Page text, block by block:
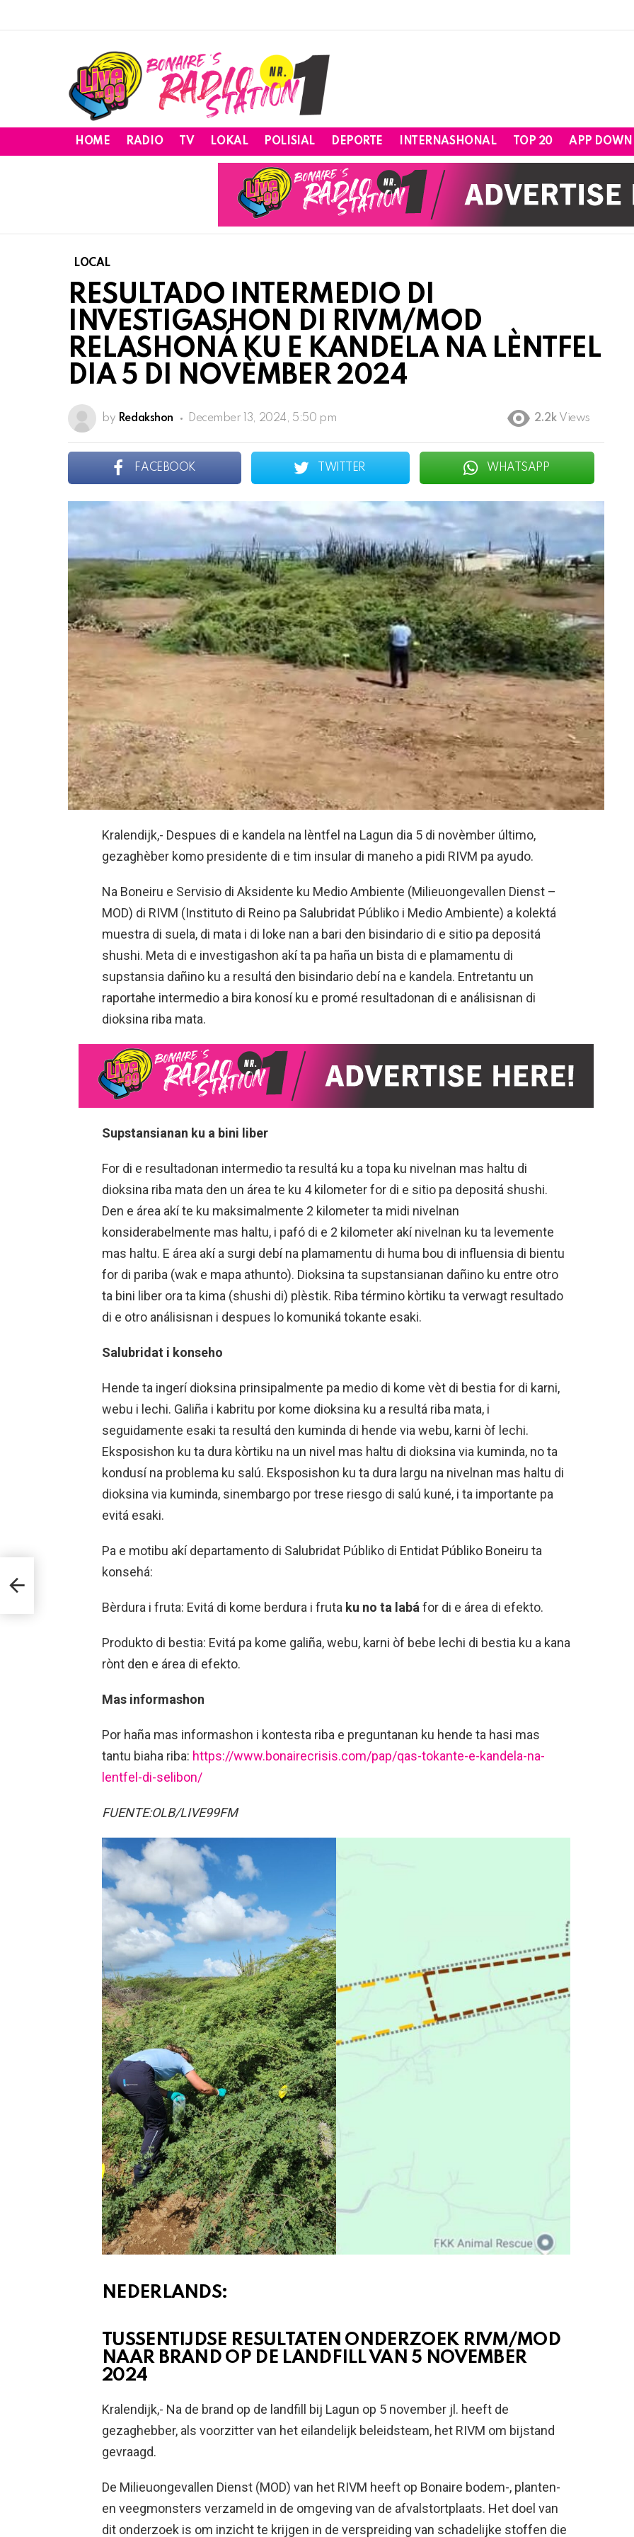
HOME RADIO TV LOKAL POLISIAL DEPORTE INTERNASHONAL TOP 20 APP
LOCAL
RESULTADO INTERMEDIO DI
INVESTIGASHON DI RIVM/MOD
RELASHONÁ KU E KANDELA NA LÈNTFEL
DIA 5 DI NOVÈMBER 2024
by Redakshon December 13, 2024, 5:50 pm 2.2k Views
FACEBOOK TWITTER WHATSAPP
Kralendijk,- Despues di e kandela na lèntfel na Lagun dia 5 di novèmber último,
gezaghèber komo presidente di e tim insular di maneho a pidi RIVM pa ayudo.
Na Boneiru e Servisio di Aksidente ku Medio Ambiente (Milieuongevallen Dienst –
MOD) di RIVM (Instituto di Reino pa Salubridat Públiko i Medio Ambiente) a kolektá
muestra di suela, di mata i di loke nan a bari den bisindario di e sitio pa depositá
shushi. Meta di e investigashon akí ta pa haña un bista di e plamamentu di
supstansia dañino ku a resultá den bisindario debí na e kandela. Entretantu un
raportahe intermedio a bira konosí ku e promé resultadonan di e análisisnan di
dioksina riba mata.
Supstansianan ku a bini liber
For di e resultadonan intermedio ta resultá ku a topa ku nivelnan mas haltu di
dioksina riba mata den un área te ku 4 kilometer for di e sitio pa depositá shushi.
Den e área akí te ku maksimalmente 2 kilometer ta midi nivelnan
konsiderabelmente mas haltu, i pafó di e 2 kilometer akí nivelnan ku ta levemente
mas haltu. E área akí a surgi debí na plamamentu di huma bou di influensia di bientu
for di pariba (wak e mapa athunto). Dioksina ta supstansianan dañino ku entre otro
ta bini liber ora ta kima (shushi di) plèstik. Riba término kòrtiku ta verwagt resultado
di e otro análisisnan i despues lo komuniká tokante esaki.
Salubridat i konseho
Hende ta ingerí dioksina prinsipalmente pa medio di kome vèt di bestia for di karni,
webu i lechi. Galiña i kabritu por kome dioksina ku a resultá riba mata, i
seguidamente esaki ta resultá den kuminda di hende via webu, karni òf lechi.
Eksposishon ku ta dura kòrtiku na un nivel mas haltu di dioksina via kuminda, no ta
kondusí na problema ku salú. Eksposishon ku ta dura largu na nivelnan mas haltu di
dioksina via kuminda, sinembargo por trese riesgo di salú kuné, i ta importante pa
evitá esaki.
Pa e motibu akí departamento di Salubridat Públiko di Entidat Públiko Boneiru ta
konsehá:
Bèrdura i fruta: Evitá di kome berdura i fruta ku no ta labáfor di e área di efekto.
Produkto di bestia: Evitá pa kome galiña, webu, karni òf bebe lechi di bestia ku a kana
rònt den e área di efekto.
Mas informashon
Por haña mas informashon i kontesta riba e preguntanan ku hende ta hasi mas
tantu biaha riba: https://www.bonairecrisis.com/pap/qas-tokante-e-kandela-na-
lentfel-di-selibon/
FUENTE:OLB/LIVE99FM
NEDERLANDS:
TUSSENTIJDSE RESULTATEN ONDERZOEK RIVM/MOD
NAAR BRAND OP DE LANDFILL VAN 5 NOVEMBER
2024
Kralendijk,- Na de brand op de landfill bij Lagun op 5 november jl. heeft de
gezaghebber, als voorzitter van het eilandelijk beleidsteam, het RIVM om bijstand
gevraagd.
De Milieuongevallen Dienst (MOD) van het RIVM heeft op Bonaire bodem-, planten-
en veegmonsters verzameld in de omgeving van de afvalstortplaats. Het doel van
dit onderzoek is om inzicht te krijgen in de verspreiding van schadelijke stoffen die